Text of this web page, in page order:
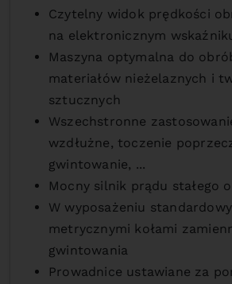
Czytelny widok prędkości
na elektronicznym
Maszyna optymalna do
materiałów nieżelaznych i
sztucznych
Wszechstronne
wzdłużne, toczenie
gwintowanie, ...
Mocny silnik prądu stałego
W wyposażeniu
metrycznymi kołami
gwintowania
Prowadnice ustawiane za